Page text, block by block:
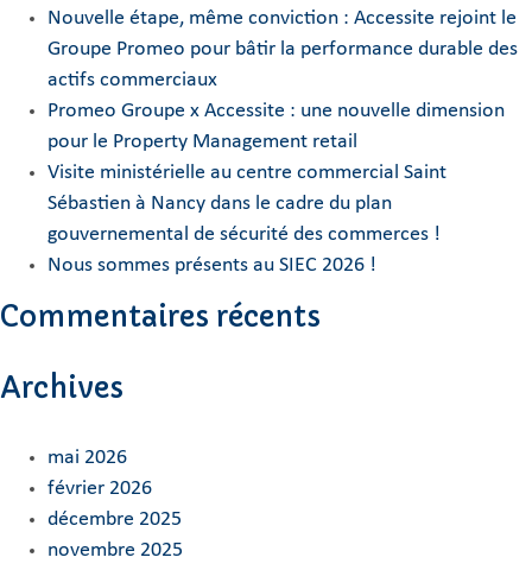
Nouvelle étape, même conviction : Accessite rejoint le
Groupe Promeo pour bâtir la performance durable des
actifs commerciaux
Promeo Groupe x Accessite : une nouvelle dimension
pour le Property Management retail
Visite ministérielle au centre commercial Saint
Sébastien à Nancy dans le cadre du plan
gouvernemental de sécurité des commerces !
Nous sommes présents au SIEC 2026 !
Commentaires récents
Archives
mai 2026
février 2026
décembre 2025
novembre 2025